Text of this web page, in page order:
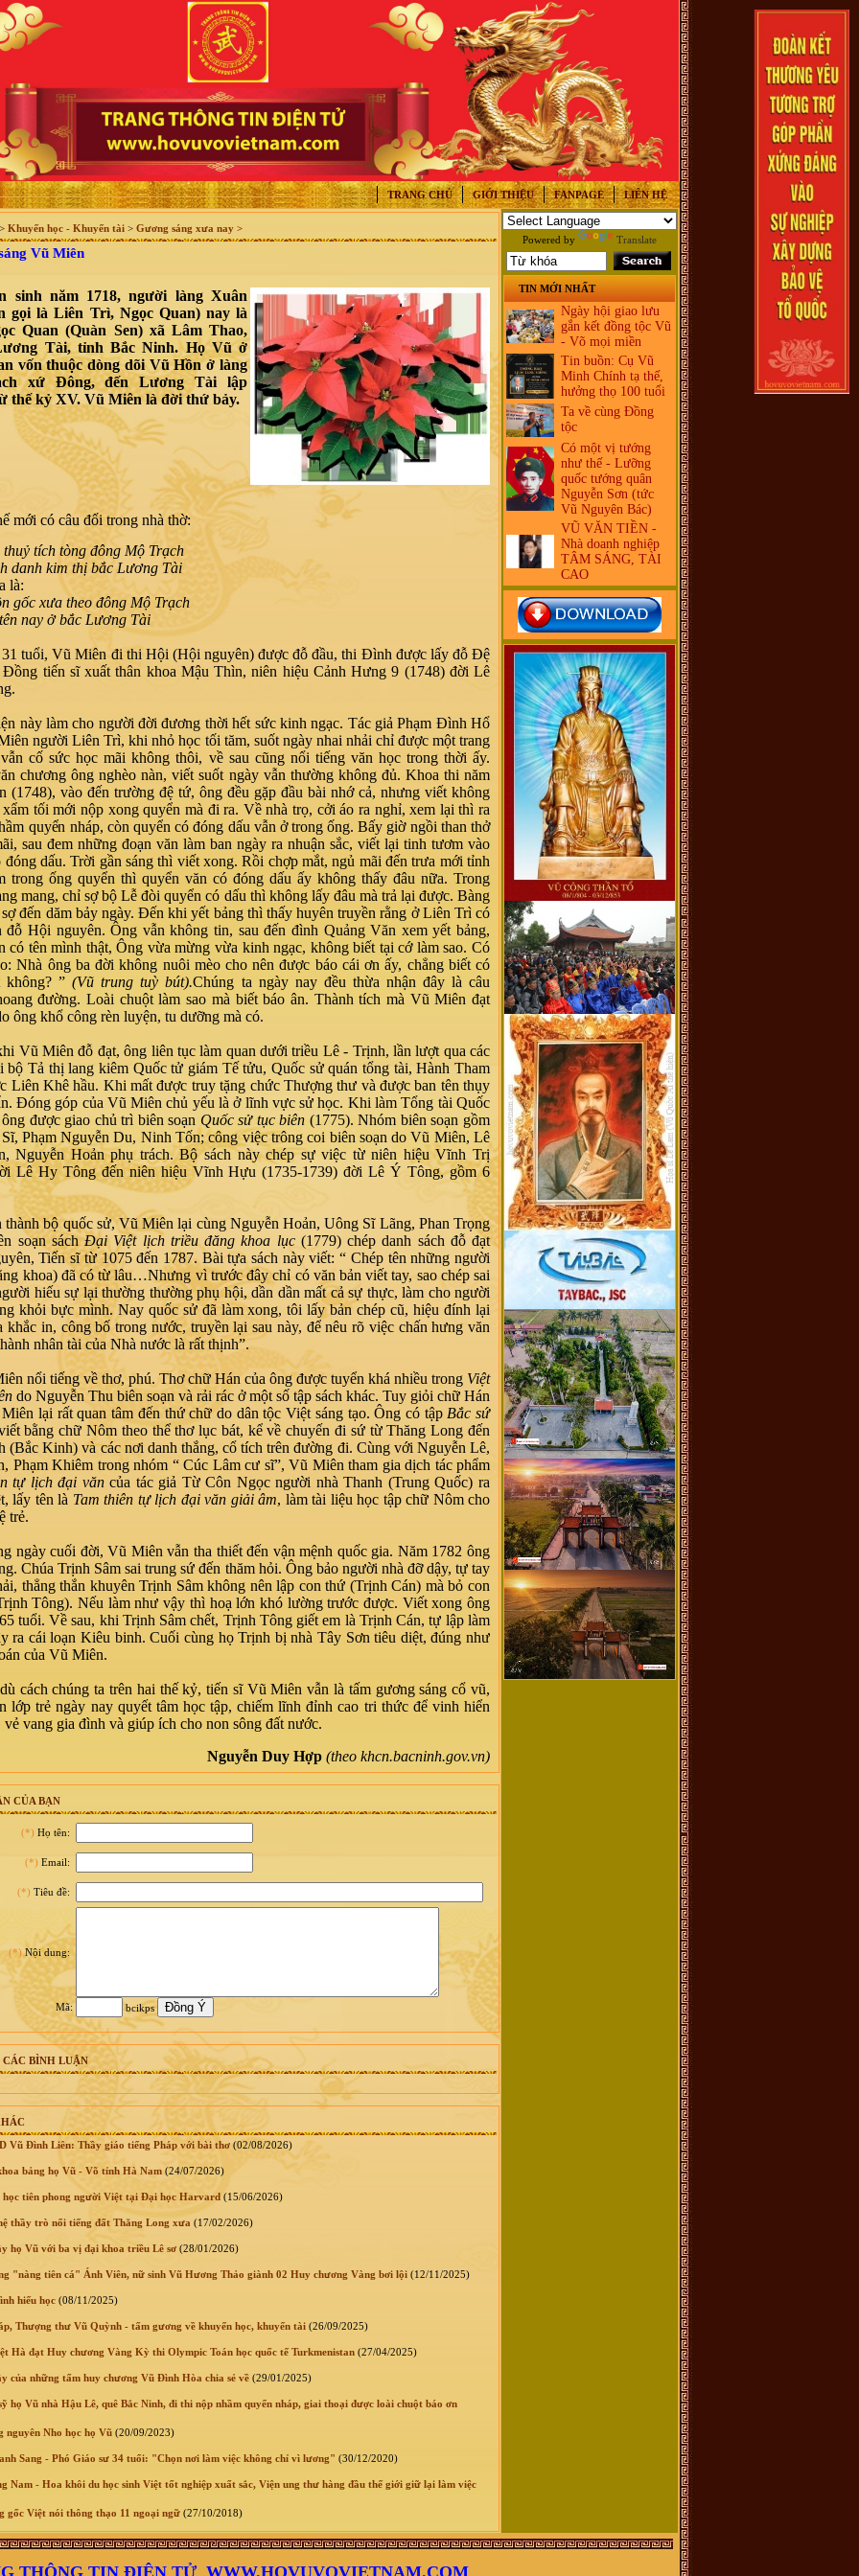
TRANG CHỦ GIỚI THIỆU FANPAGE LIÊN HỆ
> Khuyến học - Khuyến tài > Gương sáng xưa nay >
Vũ Miên
sinh năm 1718, người làng Xuân
gọi là Liên Trì, Ngọc Quan) nay là
Quan (Quàn Sen) xã Lâm Thao,
Tài, tỉnh Bắc Ninh. Họ Vũ ở
vốn thuộc dòng dõi Vũ Hồn ở làng
xứ Đông, đến Lương Tài lập
thế kỷ XV. Vũ Miên là đời thứ bảy.
có câu đối trong nhà thờ:
thuỷ tích tòng đông Mộ Trạch
danh kim thị bắc Lương Tài
là:
gốc xưa theo đông Mộ Trạch
nay ở bắc Lương Tài
tuổi, Vũ Miên đi thi Hội (Hội nguyên) được đỗ đầu, thi Đình được lấy đỗ Đệ
Đồng tiến sĩ xuất thân khoa Mậu Thìn, niên hiệu Cảnh Hưng 9 (1748) đời Lê
này làm cho người đời đương thời hết sức kinh ngạc. Tác giả Phạm Đình Hổ
người Liên Trì, khi nhỏ học tối tăm, suốt ngày nhai nhải chỉ được một trang
cố sức học mãi không thôi, về sau cũng nổi tiếng văn học trong thời ấy.
chương ông nghèo nàn, viết suốt ngày vẫn thường không đủ. Khoa thi năm
(1748), vào đến trường đệ tứ, ông đều gặp đầu bài nhớ cả, nhưng viết không
tối mới nộp xong quyển mà đi ra. Về nhà trọ, cởi áo ra nghỉ, xem lại thì ra
quyển nháp, còn quyển có đóng dấu vẫn ở trong ống. Bấy giờ ngồi than thở
sau đem những đoạn văn làm ban ngày ra nhuận sắc, viết lại tinh tươm vào
đóng dấu. Trời gần sáng thì viết xong. Rồi chợp mắt, ngủ mãi đến trưa mới tỉnh
trong ống quyển thì quyển văn có đóng dấu ấy không thấy đâu nữa. Trong
mang, chỉ sợ bộ Lễ đòi quyển có dấu thì không lấy đâu mà trả lại được. Bàng
đến dăm bảy ngày. Đến khi yết bảng thì thấy huyên truyền rằng ở Liên Trì có
Hội nguyên. Ông vẫn không tin, sau đến đình Quảng Văn xem yết bảng,
có tên mình thật, Ông vừa mừng vừa kinh ngạc, không biết tại cớ làm sao. Có
Nhà ông ba đời không nuôi mèo cho nên được báo cái ơn ấy, chẳng biết có
không? ”(Vũ trung tuỳ bút).Chúng ta ngày nay đều thừa nhận đây là câu
đường. Loài chuột làm sao mà biết báo ân. Thành tích mà Vũ Miên đạt
ông khổ công rèn luyện, tu dưỡng mà có.
Vũ Miên đỗ đạt, ông liên tục làm quan dưới triều Lê - Trịnh, lần lượt qua các
bộ Tả thị lang kiêm Quốc tử giám Tế tửu, Quốc sử quán tổng tài, Hành Tham
Liên Khê hầu. Khi mất được truy tặng chức Thượng thư và được ban tên thụy
Đóng góp của Vũ Miên chủ yếu là ở lĩnh vực sử học. Khi làm Tổng tài Quốc
được giao chủ trì biên soạn Quốc sử tục biên(1775). Nhóm biên soạn gồm
Phạm Nguyễn Du, Ninh Tốn; công việc trông coi biên soạn do Vũ Miên, Lê
Nguyễn Hoản phụ trách. Bộ sách này chép sự việc từ niên hiệu Vĩnh Trị
Lê Hy Tông đến niên hiệu Vĩnh Hựu (1735-1739) đời Lê Ý Tông, gồm 6
thành bộ quốc sử, Vũ Miên lại cùng Nguyễn Hoản, Uông Sĩ Lãng, Phan Trọng
soạn sáchĐại Việt lịch triều đăng khoa lục(1779) chép danh sách đỗ đạt
Tiến sĩ từ 1075 đến 1787. Bài tựa sách này viết: “ Chép tên những người
khoa) đã có từ lâu…Nhưng vì trước đây chỉ có văn bản viết tay, sao chép sai
hiếu sự lại thường thường phụ hội, dần dần mất cả sự thực, làm cho người
khỏi bực mình. Nay quốc sử đã làm xong, tôi lấy bản chép cũ, hiệu đính lại
khắc in, công bố trong nước, truyền lại sau này, để nêu rõ việc chấn hưng văn
nhân tài của Nhà nước là rất thịnh”.
nổi tiếng về thơ, phú. Thơ chữ Hán của ông được tuyển khá nhiều trong Việt
do Nguyễn Thu biên soạn và rải rác ở một số tập sách khác. Tuy giỏi chữ Hán
lại rất quan tâm đến thứ chữ do dân tộc Việt sáng tạo. Ông có tập Bắc sứ
bằng chữ Nôm theo thể thơ lục bát, kể về chuyến đi sứ từ Thăng Long đến
(Bắc Kinh) và các nơi danh thắng, cổ tích trên đường đi. Cùng với Nguyễn Lê,
Phạm Khiêm trong nhóm “ Cúc Lâm cư sĩ”, Vũ Miên tham gia dịch tác phẩm
tự lịch đại văncủa tác giả Từ Côn Ngọc người nhà Thanh (Trung Quốc) ra
lấy tên là Tam thiên tự lịch đại văn giải âm, làm tài liệu học tập chữ Nôm cho
trẻ.
ngày cuối đời, Vũ Miên vẫn tha thiết đến vận mệnh quốc gia. Năm 1782 ông
Chúa Trịnh Sâm sai trung sứ đến thăm hỏi. Ông bảo người nhà đỡ dậy, tự tay
thẳng thắn khuyên Trịnh Sâm không nên lập con thứ (Trịnh Cán) mà bỏ con
Tông). Nếu làm như vậy thì hoạ lớn khó lường trước được. Viết xong ông
tuổi. Về sau, khi Trịnh Sâm chết, Trịnh Tông giết em là Trịnh Cán, tự lập làm
ra cái loạn Kiêu binh. Cuối cùng họ Trịnh bị nhà Tây Sơn tiêu diệt, đúng như
của Vũ Miên.
cách chúng ta trên hai thế kỷ, tiến sĩ Vũ Miên vẫn là tấm gương sáng cổ vũ,
lớp trẻ ngày nay quyết tâm học tập, chiếm lĩnh đỉnh cao tri thức để vinh hiển
vẻ vang gia đình và giúp ích cho non sông đất nước.
Nguyễn Duy Hợp (theo khcn.bacninh.gov.vn)
CỦA BẠN
(*) Họ tên:
(*) Email:
(*) Tiêu đề:
(*)Nội dung:
Mã: bcikps
CÁC BÌNH LUẬN
Vũ Đình Liên: Thầy giáo tiếng Pháp với bài thơ(02/08/2026)
bảng họ Vũ - Võ tỉnh Hà Nam (24/07/2026)
học tiên phong người Việt tại Đại học Harvard (15/06/2026)
thầy trò nổi tiếng đất Thăng Long xưa (17/02/2026)
họ Vũ với ba vị đại khoa triều Lê sơ (28/01/2026)
"nàng tiên cá" Ánh Viên, nữ sinh Vũ Hương Thảo giành 02 Huy chương Vàng bơi lội (12/11/2025)
hiếu học (08/11/2025)
Thượng thư Vũ Quỳnh - tấm gương về khuyến học, khuyến tài (26/09/2025)
Hà đạt Huy chương Vàng Kỳ thi Olympic Toán học quốc tế Turkmenistan (27/04/2025)
của những tấm huy chương Vũ Đình Hòa chia sẻ về (29/01/2025)
họ Vũ nhà Hậu Lê, quê Bắc Ninh, đi thi nộp nhầm quyển nháp, giai thoại được loài chuột báo ơn
nguyên Nho học họ Vũ (20/09/2023)
Sang - Phó Giáo sư 34 tuổi: "Chọn nơi làm việc không chỉ vì lương" (30/12/2020)
Nam - Hoa khôi du học sinh Việt tốt nghiệp xuất sắc, Viện ung thư hàng đầu thế giới giữ lại làm việc
gốc Việt nói thông thạo 11 ngoại ngữ (27/10/2018)
Powered by Translate
TIN MỚI NHẤT
Ngày hội giao lưu
gắn kết đồng tộc Vũ
- Võ mọi miền
Tin buồn: Cụ Vũ
Minh Chính tạ thế,
hưởng thọ 100 tuổi
Ta về cùng Đồng
tộc
Có một vị tướng
như thế - Lưỡng
quốc tướng quân
Nguyễn Sơn (tức
Vũ Nguyên Bác)
VŨ VĂN TIỀN -
Nhà doanh nghiệp
TÂM SÁNG, TÀI
CAO
THÔNG TIN ĐIỆN TỬ WWW.HOVUVOVIETNAM.COM